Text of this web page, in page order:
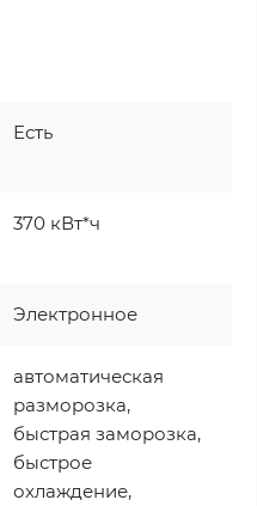
Есть
370 кВт*ч
Электронное
автоматическая
разморозка,
быстрая заморозка,
быстрое
охлаждение,